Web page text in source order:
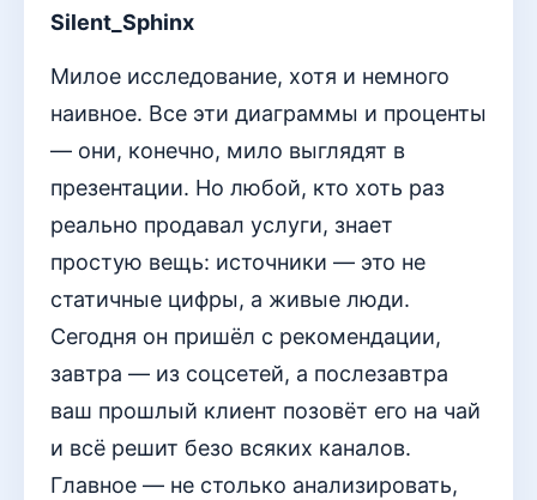
Silent_Sphinx
Милое исследование, хотя и немного
наивное. Все эти диаграммы и проценты
— они, конечно, мило выглядят в
презентации. Но любой, кто хоть раз
реально продавал услуги, знает
простую вещь: источники — это не
статичные цифры, а живые люди.
Сегодня он пришёл с рекомендации,
завтра — из соцсетей, а послезавтра
ваш прошлый клиент позовёт его на чай
и всё решит безо всяких каналов.
Главное — не столько анализировать,